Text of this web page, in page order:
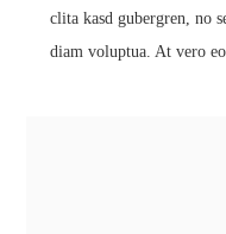
clita kasd gubergren, no
diam voluptua. At vero